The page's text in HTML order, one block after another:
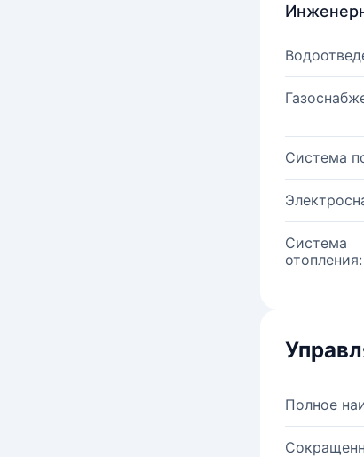
Система
Система
отопления:
Полное